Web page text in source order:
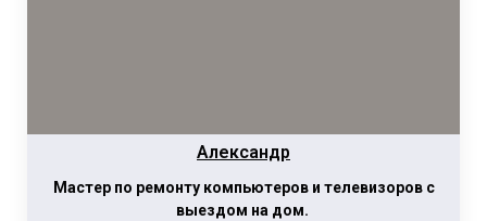
Александр
Мастер по ремонту компьютеров и телевизоров с
выездом на дом.